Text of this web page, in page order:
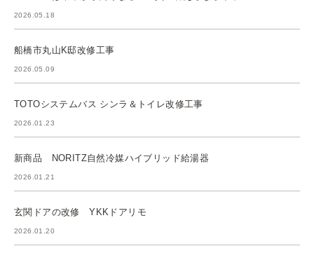
2026.05.18
船橋市丸山K邸改修工事
2026.05.09
TOTOシステムバス シンラ＆トイレ改修工事
2026.01.23
新商品 NORITZ自然冷媒ハイブリッド給湯器
2026.01.21
玄関ドアの改修 YKKドアリモ
2026.01.20